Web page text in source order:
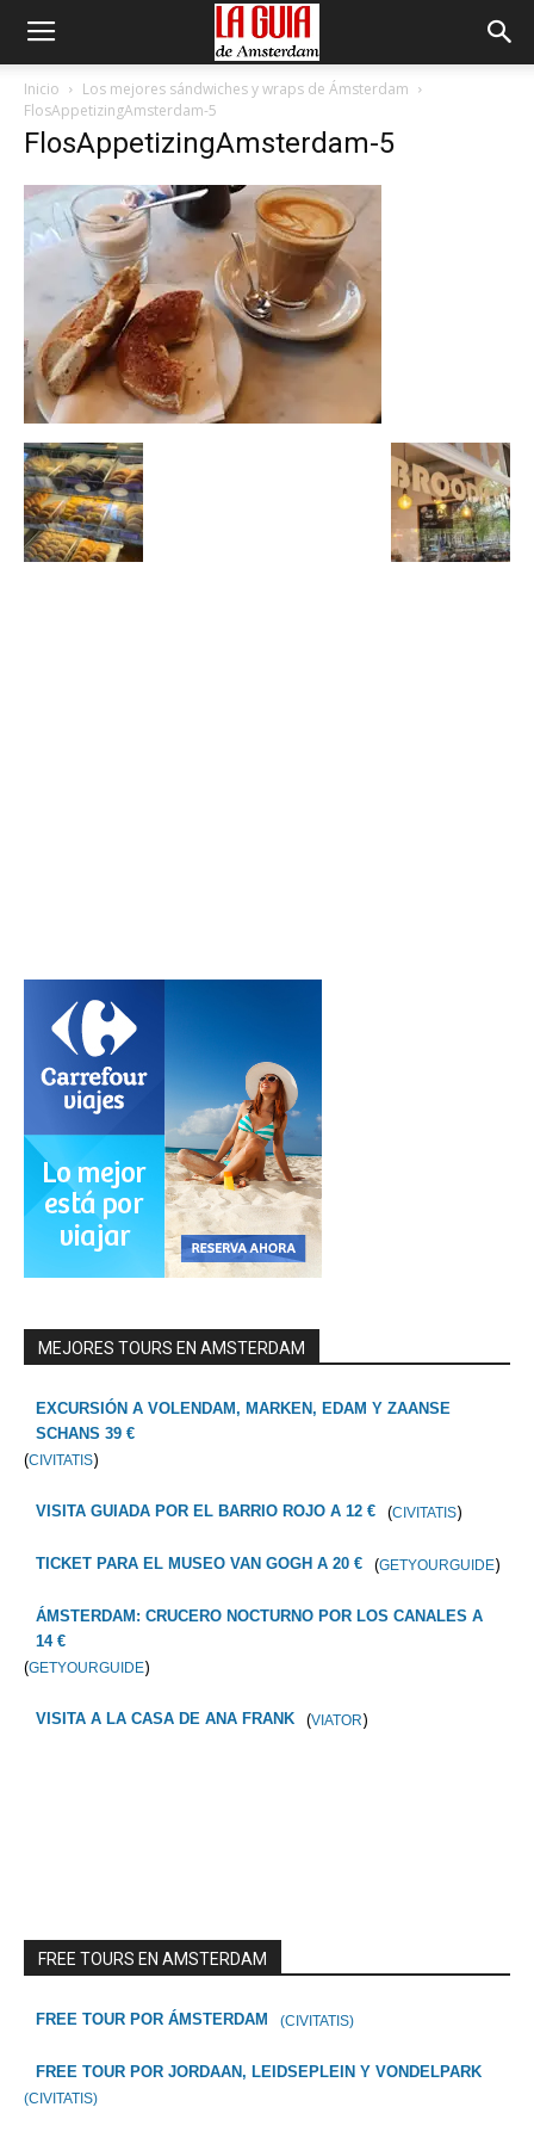
Inicio
Los mejores sándwiches y wraps de Ámsterdam
FlosAppetizingAmsterdam-5
FlosAppetizingAmsterdam-5
MEJORES TOURS EN AMSTERDAM
EXCURSIÓN A VOLENDAM, MARKEN, EDAM Y ZAANSE
SCHANS 39 €
(CIVITATIS)
VISITA GUIADA POR EL BARRIO ROJO A 12 € (CIVITATIS)
TICKET PARA EL MUSEO VAN GOGH A 20 € (GETYOURGUIDE)
ÁMSTERDAM: CRUCERO NOCTURNO POR LOS CANALES A
14 €
(GETYOURGUIDE)
VISITA A LA CASA DE ANA FRANK (VIATOR)
FREE TOURS EN AMSTERDAM
FREE TOUR POR ÁMSTERDAM (CIVITATIS)
FREE TOUR POR JORDAAN, LEIDSEPLEIN Y VONDELPARK
(CIVITATIS)